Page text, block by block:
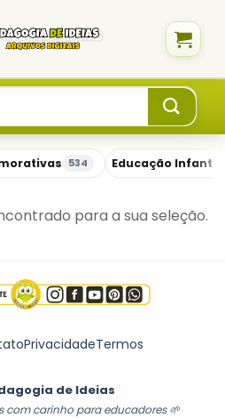
534 Educação Infantil
para a sua seleção.
PrivacidadeTermos
de Ideias
com carinho para educadores 🌱